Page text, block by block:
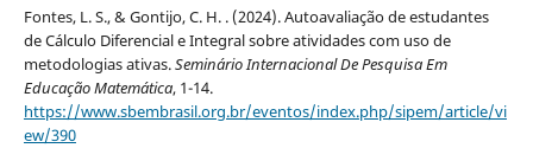
Fontes, L. S., & Gontijo, C. H. . (2024). Autoavaliação de estudantes
de Cálculo Diferencial e Integral sobre atividades com uso de
metodologias ativas.Seminário Internacional De Pesquisa Em
Educação Matemática, 1-14.
https://www.sbembrasil.org.br/eventos/index.php/sipem/article/vi
ew/390